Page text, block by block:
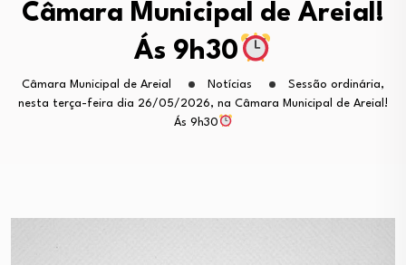
Câmara Municipal de Areial!
Ás 9h30
Câmara Municipal de Areial Notícias
Sessão ordinária,
nesta terça-feira dia 26/05/2026, na Câmara Municipal de Areial!
Ás 9h30